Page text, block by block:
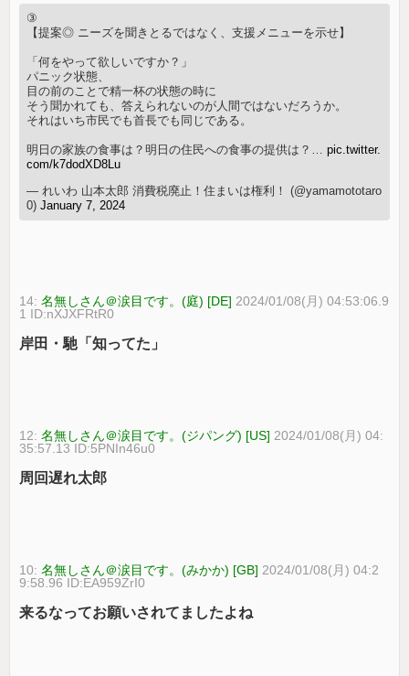
③
【提案◎ ニーズを聞きとるではなく、支援メニューを示せ】
「何をやって欲しいですか？」
パニック状態、
目の前のことで精一杯の状態の時に
そう聞かれても、答えられないのが人間ではないだろうか。
それはいち市民でも首長でも同じである。
明日の家族の食事は？明日の住民への食事の提供は？…pic.twitter.
com/k7dodXD8Lu
— れいわ 山本太郎 消費税廃止！住まいは権利！ (@yamamototaro
0)January 7, 2024
14:名無しさん＠涙目です。(庭) [DE] 2024/01/08(月) 04:53:06.9
1 ID:nXJXFRtR0
岸田・馳「知ってた」
12:名無しさん＠涙目です。(ジパング) [US] 2024/01/08(月) 04:
35:57.13 ID:5PNIn46u0
周回遅れ太郎
10:名無しさん＠涙目です。(みかか) [GB] 2024/01/08(月) 04:2
9:58.96 ID:EA959ZrI0
来るなってお願いされてましたよね